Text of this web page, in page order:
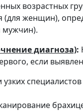
возрастных
женщин),
мужчин).
диагноза):
если
узких